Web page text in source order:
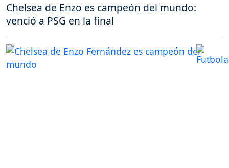
Chelsea de Enzo es campeón del mundo:
venció a PSG en la final